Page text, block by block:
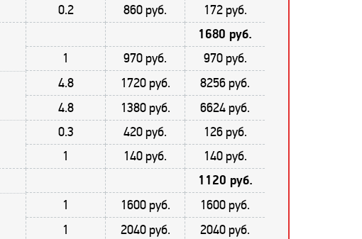
0.2 860 руб. 172 руб.
1680 руб.
1 970 руб.
970 руб.
4.8 1720 руб.
8256 руб.
4.8 1380 руб.
6624 руб.
0.3 420 руб.
126 руб.
1 140 руб. 140 руб.
1120 руб.
1 1600 руб.
1600 руб.
1 2040 руб. 2040 руб.